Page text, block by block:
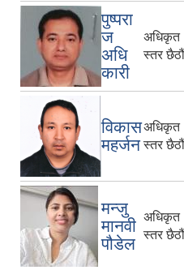
पुष्परा
ज
अधि
कारी
अधिकृत
स्तर छैठौं
विकास
महर्जन
अधिकृत
स्तर छैठौं
मन्जु
मानवी
पौडेल
अधिकृत
स्तर छैठौं